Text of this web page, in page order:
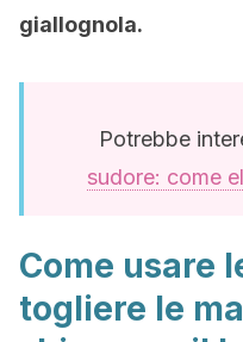
giallognola.
Potrebbe
sudore: come
Come usare
togliere le